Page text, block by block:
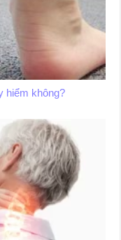
hiểm không?